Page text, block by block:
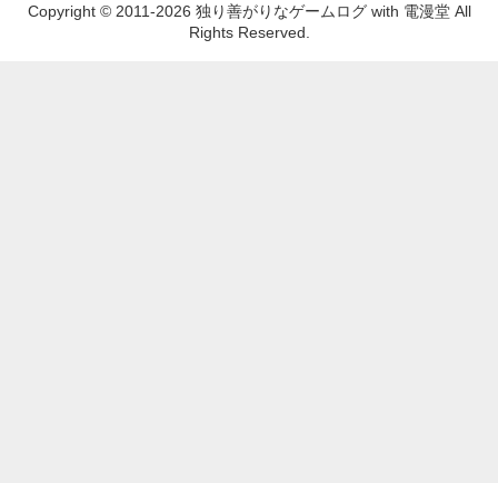
Copyright © 2011-2026 独り善がりなゲームログ with 電漫堂 All
Rights Reserved.